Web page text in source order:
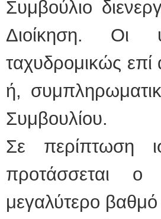
Συμβούλιο
Διοίκηση. Οι
ταχυδρομικώς επί
ή,
Συμβουλίου.
Σε περίπτωση
προτάσσεται
μεγαλύτερο βαθμό